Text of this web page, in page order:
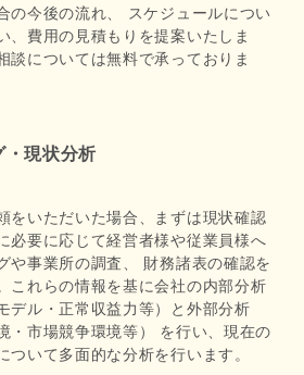
の今後の流れ、 スケジュールについ
、費用の見積もりを提案いたしま
談については無料で承っておりま
・現状分析
をいただいた場合、まずは現状確認
必要に応じて経営者様や従業員様へ
や事業所の調査、 財務諸表の確認を
これらの情報を基に会社の内部分析
デル・正常収益力等）と外部分析
・市場競争環境等） を行い、現在の
ついて多面的な分析を行います。